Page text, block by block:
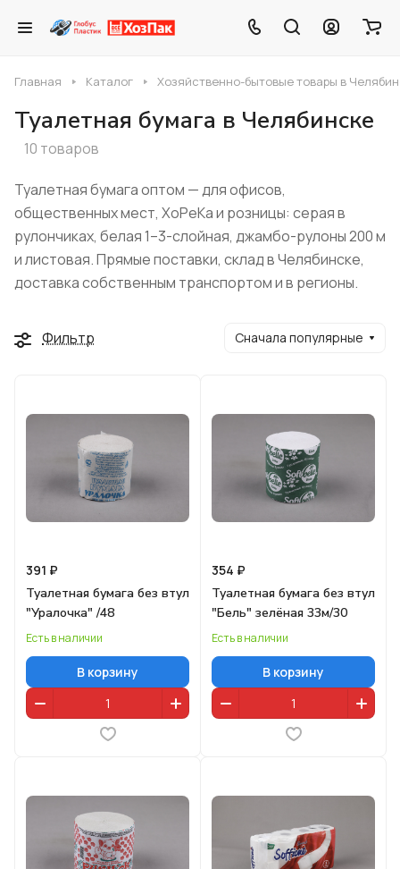
Главная Каталог Хозяйственно-бытовые товары в
Туалетная бумага в Челябинске
10 товаров
Туалетная бумага оптом — для офисов,
общественных мест, ХоРеКа и розницы: серая в
рулончиках, белая 1–3-слойная, джамбо-рулоны 200 м
и листовая. Прямые поставки, склад в Челябинске,
доставка собственным транспортом и в регионы.
Фильтр Сначала популярные
391 ₽
Туалетная бумага без втул
"Уралочка" /48
Есть в наличии
В корзину
354 ₽
Туалетная бумага без втул
"Бель" зелёная 33м/30
Есть в наличии
В корзину